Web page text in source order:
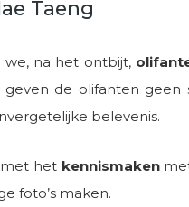
Taeng
we, na het ontbijt,
de olifanten
belevenis.
het kennismaken
foto’s maken.